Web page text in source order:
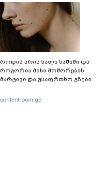
როდის არის ხალი საშიში და
როგორია მისი მოშორების
მარტივი და უსაფრთხო გზები
contentroom.ge